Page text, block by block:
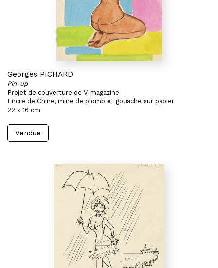
Georges PICHARD
Pin-up
Projet de couverture de V-magazine
Encre de Chine, mine de plomb et gouache sur papier
22 x 16 cm
Vendue